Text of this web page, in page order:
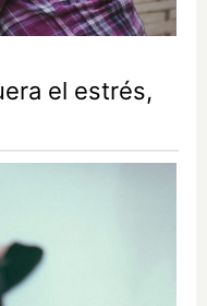
el estrés,